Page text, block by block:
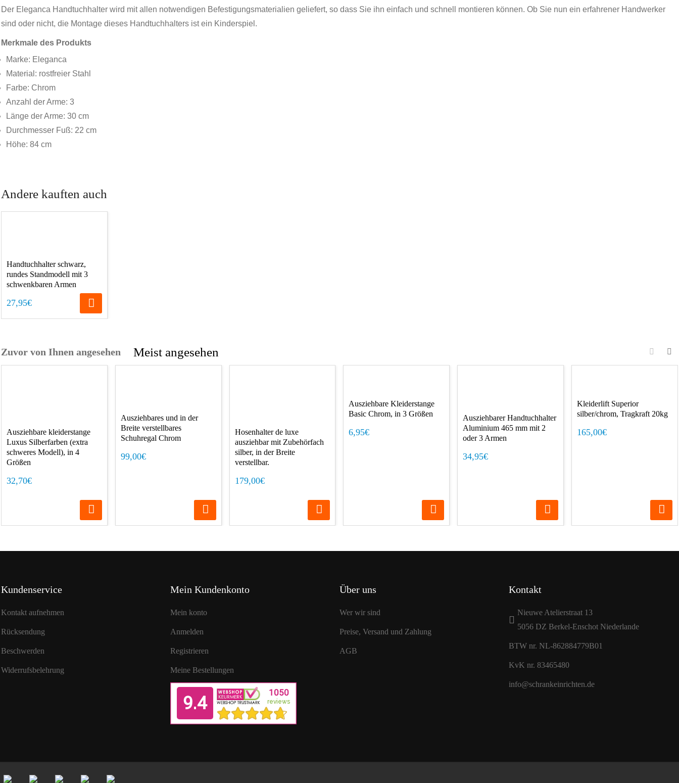
Der Eleganca Handtuchhalter wird mit allen notwendigen Befestigungsmaterialien geliefert, so dass Sie ihn einfach und schnell montieren können. Ob Sie nun ein erfahrener Handwerker
sind oder nicht, die Montage dieses Handtuchhalters ist ein Kinderspiel.
Merkmale des Produkts
Marke: Eleganca
Material: rostfreier Stahl
Farbe: Chrom
Anzahl der Arme: 3
Länge der Arme: 30 cm
Durchmesser Fuß: 22 cm
Höhe: 84 cm
Andere kauften auch
Handtuchhalter schwarz,
rundes Standmodell mit 3
schwenkbaren Armen
27,95€
Zuvor von Ihnen angesehen Meist angesehen
Ausziehbare kleiderstange
Luxus Silberfarben (extra
schweres Modell), in 4
Größen
32,70€
Ausziehbares und in der
Breite verstellbares
Schuhregal Chrom
99,00€
Hosenhalter de luxe
ausziehbar mit Zubehörfach
silber, in der Breite
verstellbar.
179,00€
Ausziehbare Kleiderstange
Basic Chrom, in 3 Größen
6,95€
Ausziehbarer Handtuchhalter
Aluminium 465 mm mit 2
oder 3 Armen
34,95€
Kleiderlift Superior
silber/chrom, Tragkraft 20kg
165,00€
Kundenservice
Kontakt aufnehmen
Rücksendung
Beschwerden
Widerrufsbelehrung
Mein Kundenkonto
Mein konto
Anmelden
Registrieren
Meine Bestellungen
Über uns
Wer wir sind
Preise, Versand und Zahlung
AGB
Kontakt
Nieuwe Atelierstraat 13
5056 DZ Berkel-Enschot Niederlande
BTW nr. NL-862884779B01
KvK nr. 83465480
info@schrankeinrichten.de